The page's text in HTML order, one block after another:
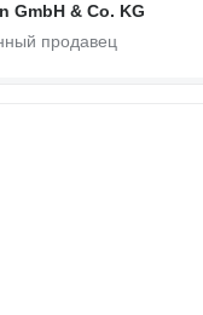
GmbH & Co. KG